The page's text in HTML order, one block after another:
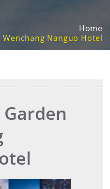
Home
Nanguo Hotel